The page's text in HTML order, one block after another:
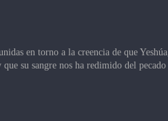
en torno a la creencia de que Yeshúa,
su sangre nos ha redimido del pecado